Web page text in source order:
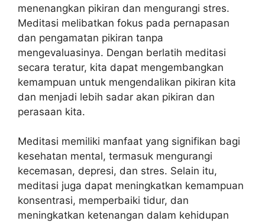
menenangkan pikiran dan mengurangi stres.
Meditasi melibatkan fokus pada pernapasan
dan pengamatan pikiran tanpa
mengevaluasinya. Dengan berlatih meditasi
secara teratur, kita dapat mengembangkan
kemampuan untuk mengendalikan pikiran kita
dan menjadi lebih sadar akan pikiran dan
perasaan kita.
Meditasi memiliki manfaat yang signifikan bagi
kesehatan mental, termasuk mengurangi
kecemasan, depresi, dan stres. Selain itu,
meditasi juga dapat meningkatkan kemampuan
konsentrasi, memperbaiki tidur, dan
meningkatkan ketenangan dalam kehidupan